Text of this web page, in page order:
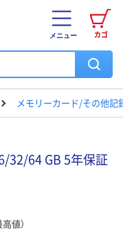
カゴ
メニュー
メモリーカード/その他記
32/64 GB 5年保証
値）